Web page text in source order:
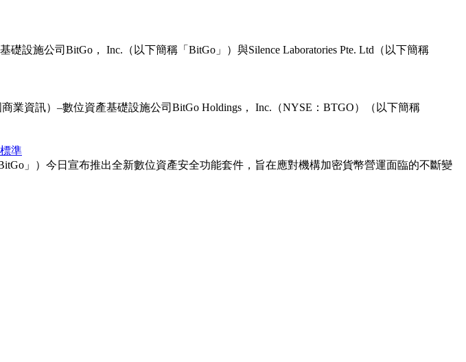
設施公司BitGo， Inc.（以下簡稱「BitGo」）與Silence Laboratories Pte. Ltd（以下簡稱
資訊）–數位資產基礎設施公司BitGo Holdings， Inc.（NYSE：BTGO）（以下簡稱
準
」）今日宣布推出全新數位資產安全功能套件，旨在應對機構加密貨幣營運面臨的不斷變